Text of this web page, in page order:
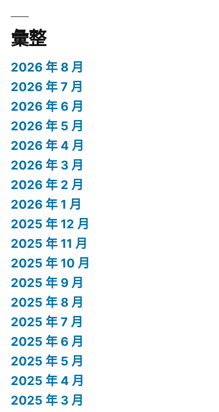
彙整
2026 年 8 月
2026 年 7 月
2026 年 6 月
2026 年 5 月
2026 年 4 月
2026 年 3 月
2026 年 2 月
2026 年 1 月
2025 年 12 月
2025 年 11 月
2025 年 10 月
2025 年 9 月
2025 年 8 月
2025 年 7 月
2025 年 6 月
2025 年 5 月
2025 年 4 月
2025 年 3 月